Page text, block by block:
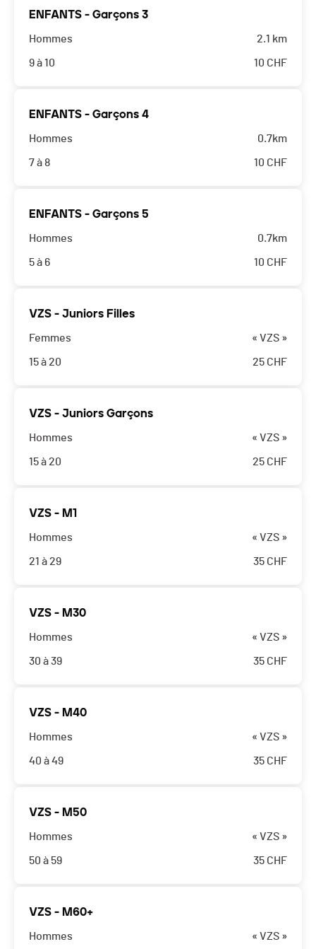
ENFANTS - Garçons 3
Hommes
9 à 10
2.1 km
10 CHF
ENFANTS - Garçons 4
Hommes
7 à 8
0.7km
10 CHF
ENFANTS - Garçons 5
Hommes
5 à 6
0.7km
10 CHF
VZS - Juniors Filles
Femmes
15 à 20
« VZS »
25 CHF
VZS - Juniors Garçons
Hommes
15 à 20
« VZS »
25 CHF
VZS - M1
Hommes
21 à 29
« VZS »
35 CHF
VZS - M30
Hommes
30 à 39
« VZS »
35 CHF
VZS - M40
Hommes
40 à 49
« VZS »
35 CHF
VZS - M50
Hommes
50 à 59
« VZS »
35 CHF
VZS - M60+
Hommes « VZS »